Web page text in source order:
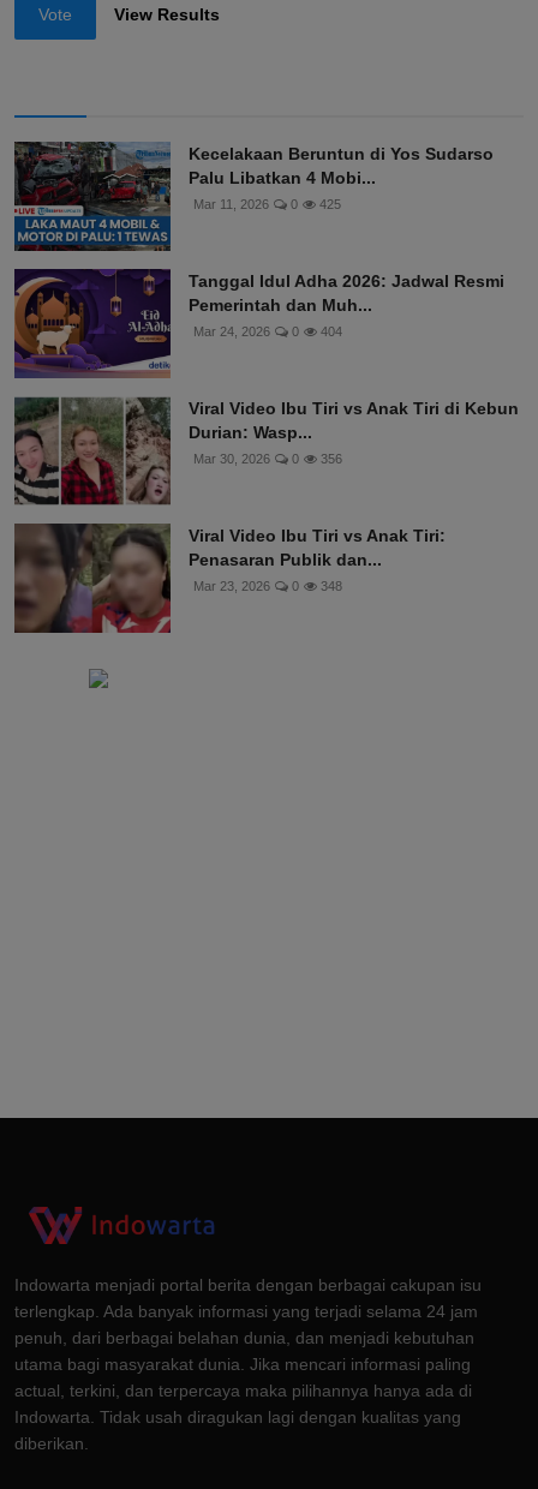
Vote View Results
Kecelakaan Beruntun di Yos Sudarso
Palu Libatkan 4 Mobi...
Mar 11, 2026 0 425
Tanggal Idul Adha 2026: Jadwal Resmi
Pemerintah dan Muh...
Mar 24, 2026 0 404
Viral Video Ibu Tiri vs Anak Tiri di Kebun
Durian: Wasp...
Mar 30, 2026 0 356
Viral Video Ibu Tiri vs Anak Tiri:
Penasaran Publik dan...
Mar 23, 2026 0 348
Indowarta menjadi portal berita dengan berbagai cakupan isu
terlengkap. Ada banyak informasi yang terjadi selama 24 jam
penuh, dari berbagai belahan dunia, dan menjadi kebutuhan
utama bagi masyarakat dunia. Jika mencari informasi paling
actual, terkini, dan terpercaya maka pilihannya hanya ada di
Indowarta. Tidak usah diragukan lagi dengan kualitas yang
diberikan.